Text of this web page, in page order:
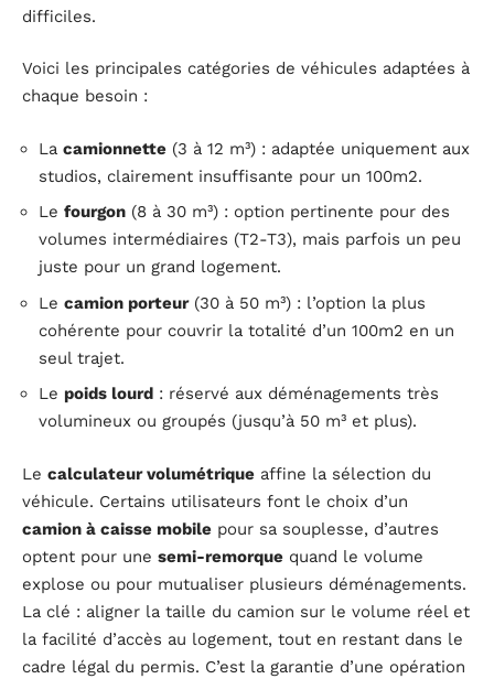
difficiles.
Voici les principales catégories de véhicules adaptées à
chaque besoin :
La camionnette (3 à 12 m³) : adaptée uniquement aux
studios, clairement insuffisante pour un 100m2.
Le fourgon (8 à 30 m³) : option pertinente pour des
volumes intermédiaires (T2-T3), mais parfois un peu
juste pour un grand logement.
Le camion porteur(30 à 50 m³) : l’option la plus
cohérente pour couvrir la totalité d’un 100m2 en un
seul trajet.
Le poids lourd : réservé aux déménagements très
volumineux ou groupés (jusqu’à 50 m³ et plus).
Le calculateur volumétrique affine la sélection du
véhicule. Certains utilisateurs font le choix d’un
camion à caisse mobile pour sa souplesse, d’autres
optent pour une semi-remorque quand le volume
explose ou pour mutualiser plusieurs déménagements.
La clé : aligner la taille du camion sur le volume réel et
la facilité d’accès au logement, tout en restant dans le
cadre légal du permis. C’est la garantie d’une opération